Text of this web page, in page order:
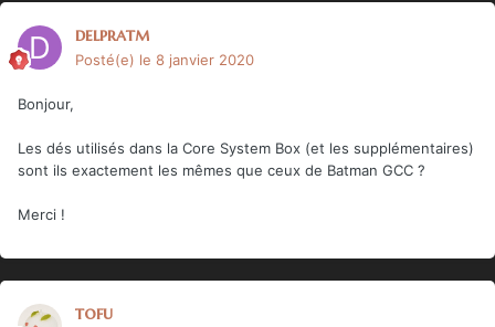
delpratm
Posté(e) le 8 janvier 2020
Bonjour,
Les dés utilisés dans la Core System Box (et les supplémentaires)
sont ils exactement les mêmes que ceux de Batman GCC ?
Merci !
tofu